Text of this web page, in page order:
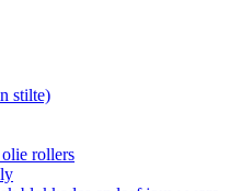
stilte)
rollers